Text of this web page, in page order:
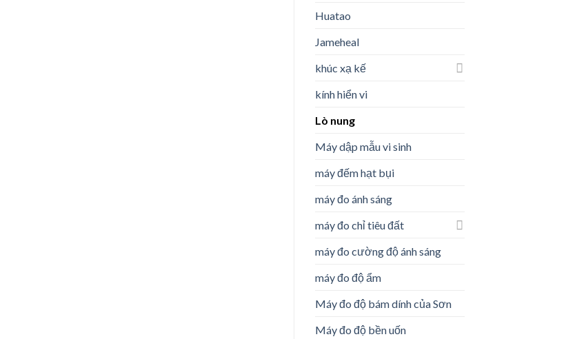
Huatao
Jameheal
khúc xạ kế
kính hiển vi
Lò nung
Máy dập mẫu vi sinh
máy đếm hạt bụi
máy đo ánh sáng
máy đo chỉ tiêu đất
máy đo cường độ ánh sáng
máy đo độ ẩm
Máy đo độ bám dính của Sơn
Máy đo độ bền uốn